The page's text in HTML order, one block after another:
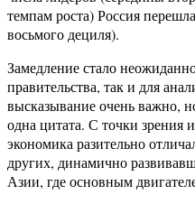
темпам роста) Россия
восьмого дециля).
Замедление стало
правительства, так и для
высказывание очень важно,
одна цитата. С точки зрения
экономика разительно
других, динамично
Азии, где основным